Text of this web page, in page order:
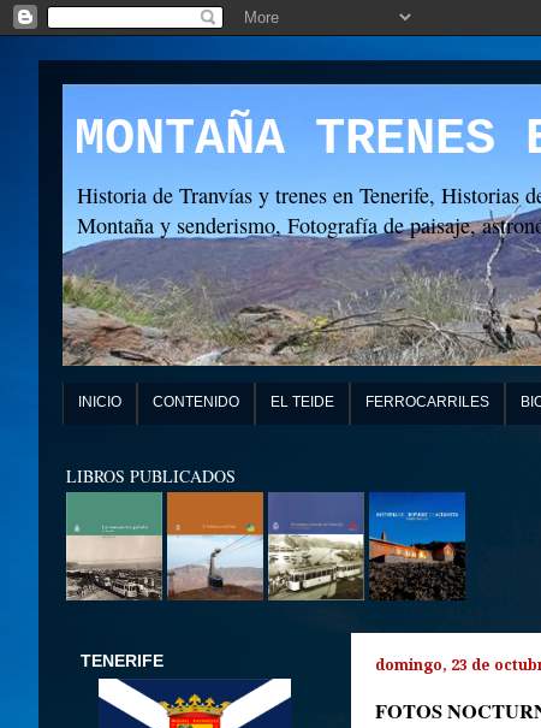
MONTAÑA
Historia de Tranvías y trenes en Tenerife, Historias
Montaña y senderismo, Fotografía de paisaje,
INICIO CONTENIDO EL TEIDE FERROCARRILES
LIBROS PUBLICADOS
domingo, 23 de
FOTOS
TENERIFE